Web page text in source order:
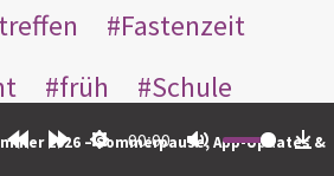
00:00
2026 – Sommerpause, App-Updates &
Fastenzeit
früh
Schule
loben